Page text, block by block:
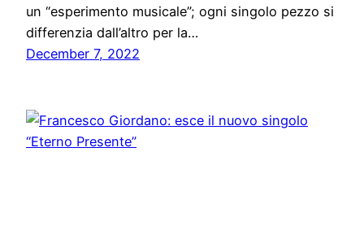
un “esperimento musicale”; ogni singolo pezzo si
differenzia dall’altro per la…
December 7, 2022